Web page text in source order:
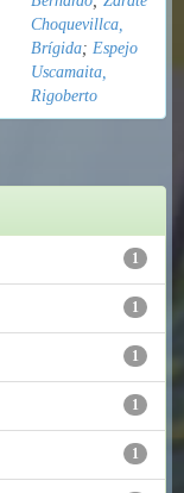
Choquevillca,
Brígida; Espejo
Uscamaita,
Rigoberto
1
1
1
1
1